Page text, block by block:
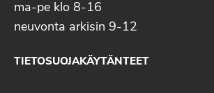
ma-pe klo 8-16
neuvonta arkisin 9-12
TIETOSUOJAKÄYTÄNTEET